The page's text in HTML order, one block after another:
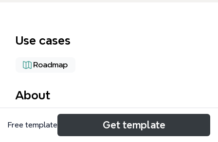
Use cases
Roadmap
About
「パジャマ日本語」は、国際結婚家庭やアニメ学習者
向けの日本語教材開発プロジェクトを体系的に整理し
Free template Get template